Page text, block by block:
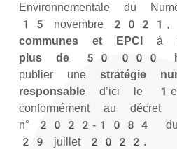
Environnementale du
15 novembre 2021,
communes et EPCI à
plus de 50 000
publier unestratégie
responsable d’ici le
conformément au décret
n° 2022‑1084 du
29 juillet 2022.